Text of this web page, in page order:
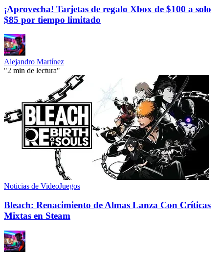
¡Aprovecha! Tarjetas de regalo Xbox de $100 a solo
$85 por tiempo limitado
Alejandro Martínez
"2 min de lectura"
Noticias de VideoJuegos
Bleach: Renacimiento de Almas Lanza Con Críticas
Mixtas en Steam